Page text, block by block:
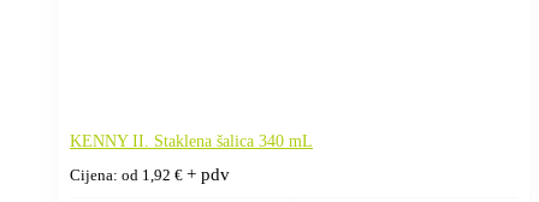
KENNY II. Staklena šalica 340 mL
Cijena: od 1,92 € + pdv